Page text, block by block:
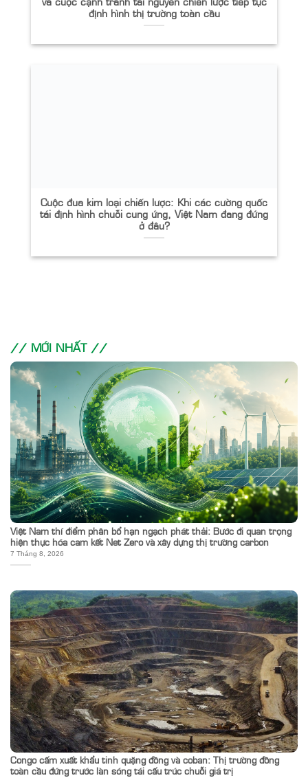
định hình thị trường toàn cầu
Cuộc đua kim loại chiến lược: Khi các cường quốc
tái định hình chuỗi cung ứng, Việt Nam đang đứng
ở đâu?
// MỚI NHẤT //
Việt Nam thí điểm phân bổ hạn ngạch phát thải: Bước đi quan trọng
hiện thực hóa cam kết Net Zero và xây dựng thị trường carbon
7 Tháng 8, 2026
Congo cấm xuất khẩu tinh quặng đồng và coban: Thị trường đồng
toàn cầu đứng trước làn sóng tái cấu trúc chuỗi giá trị